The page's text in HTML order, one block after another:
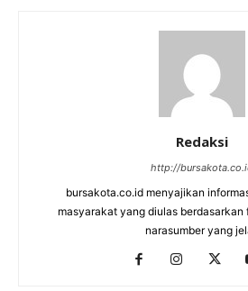
Redaksi
http://
bursakota.co.id menyajikan
masyarakat yang diulas berdasarkan
narasumber yang